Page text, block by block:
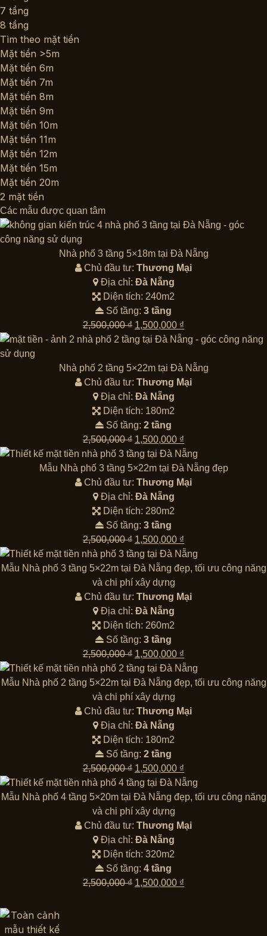
7 tầng
8 tầng
Tìm theo mặt tiền
Mặt tiền >5m
Mặt tiền 6m
Mặt tiền 7m
Mặt tiền 8m
Mặt tiền 9m
Mặt tiền 10m
Mặt tiền 11m
Mặt tiền 12m
Mặt tiền 15m
Mặt tiền 20m
2 mặt tiền
Các mẫu được quan tâm
Nhà phố 3 tầng 5×18m tại Đà Nẵng
Chủ đầu tư: Thương Mại
Địa chỉ: Đà Nẵng
Diện tích: 240m2
Số tầng: 3 tầng
2,500,000₫ Giá
gốc
2,500,000 ₫.
1,500,000 ₫
hiện
là:
1,500,000 ₫.
Nhà phố 2 tầng 5×22m tại Đà Nẵng
Chủ đầu tư: Thương Mại
Địa chỉ: Đà Nẵng
Diện tích: 180m2
Số tầng: 2 tầng
2,500,000₫ Giá
gốc
là:
2,500,000 ₫.
1,500,000 ₫
hiện
tại
là:
Mẫu Nhà phố 3 tầng 5×22m tại Đà Nẵng đẹp
Chủ đầu tư: Thương Mại
Địa chỉ: Đà Nẵng
Diện tích: 280m2
Số tầng: 3 tầng
2,500,000₫ Giá
gốc
là:
2,500,000 ₫.
1,500,000 ₫
hiện
tại
1,500,000 ₫.
Mẫu Nhà phố 3 tầng 5×22m tại Đà Nẵng đẹp, tối ưu công năng
và chi phí xây dựng
Chủ đầu tư: Thương Mại
Địa chỉ: Đà Nẵng
Diện tích: 260m2
Số tầng: 3 tầng
2,500,000₫ Giá
gốc
là:
2,500,000 ₫.
1,500,000 ₫
hiện
tại
1,500,000 ₫.
Mẫu Nhà phố 2 tầng 5×22m tại Đà Nẵng đẹp, tối ưu công năng
và chi phí xây dựng
Chủ đầu tư: Thương Mại
Địa chỉ: Đà Nẵng
Diện tích: 180m2
Số tầng: 2 tầng
2,500,000₫ Giá
gốc
là:
2,500,000 ₫.
1,500,000 ₫
hiện
tại
1,500,000 ₫.
Mẫu Nhà phố 4 tầng 5×20m tại Đà Nẵng đẹp, tối ưu công năng
và chi phí xây dựng
Chủ đầu tư: Thương Mại
Địa chỉ: Đà Nẵng
Diện tích: 320m2
Số tầng: 4 tầng
2,500,000₫ Giá
1,500,000 ₫